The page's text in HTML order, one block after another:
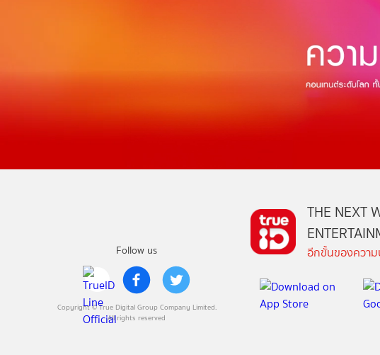
Follow us
Copyright © True Digital Group Company Limited.
All rights reserved
THE NEXT
อีกขั้นของความ